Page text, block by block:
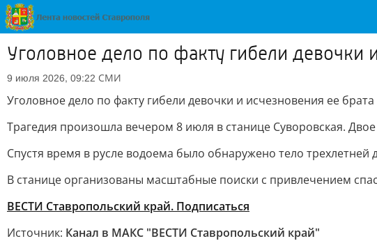
Уголовное дело по факту гибели девочки
9 июля 2026, 09:22 СМИ
Уголовное дело по факту гибели девочки и исчезновения ее
Трагедия произошла вечером 8 июля в станице Суворовская.
Спустя время в русле водоема было обнаружено тело
В станице организованы масштабные поиски с привлечением
ВЕСТИ Ставропольский край. Подписаться
Источник: Канал в МАКС "ВЕСТИ Ставропольский край"